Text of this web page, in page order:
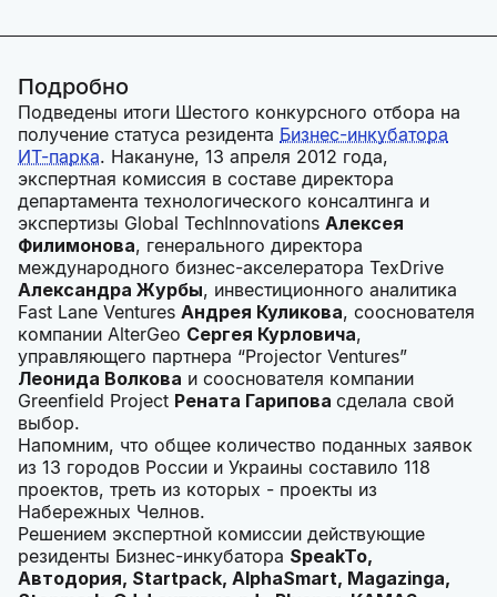
Подробно
Подведены итоги Шестого конкурсного отбора на
получение статуса резидента Бизнес-инкубатора
ИТ-парка. Накануне, 13 апреля 2012 года,
экспертная комиссия в составе директора
департамента технологического консалтинга и
экспертизы Global TechInnovations Алексея
Филимонова, генерального директора
международного бизнес-акселератора TexDrive
Александра Журбы, инвестиционного аналитика
Fast Lane Ventures Андрея Куликова, сооснователя
компании AlterGeo Сергея Курловича,
управляющего партнера “Projector Ventures”
Леонида Волкова и сооснователя компании
Greenfield Project Рената Гарипова сделала свой
выбор.
Напомним, что общее количество поданных заявок
из 13 городов России и Украины составило 118
проектов, треть из которых - проекты из
Набережных Челнов.
Решением экспертной комиссии действующие
резиденты Бизнес-инкубатора SpeakTo,
Автодория, Startpack, AlphaSmart, Magazinga,